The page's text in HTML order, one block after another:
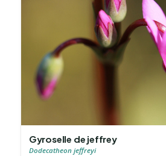
Gyroselle de jeffrey
Dodecatheon jeffreyi